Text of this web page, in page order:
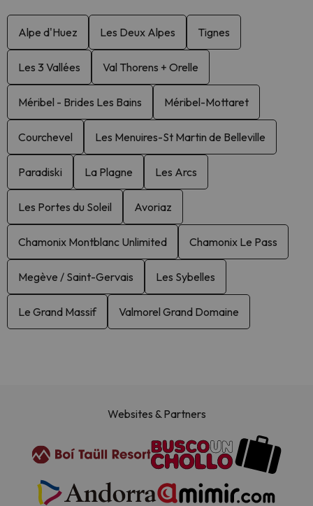
Alpe d'Huez Les Deux Alpes Tignes
Les 3 Vallées Val Thorens + Orelle
Méribel - Brides Les Bains Méribel-Mottaret
Courchevel Les Menuires-St Martin de Belleville
Paradiski La Plagne Les Arcs
Les Portes du Soleil Avoriaz
Chamonix Montblanc Unlimited Chamonix Le Pass
Megève / Saint-Gervais Les Sybelles
Le Grand Massif Valmorel Grand Domaine
Websites & Partners